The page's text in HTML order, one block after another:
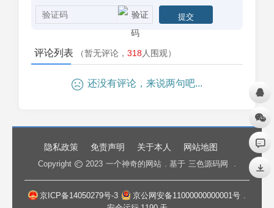
评论列表 （暂无评论， 318 人围观）
还没有评论，来说两句吧...
隐私政策 免责声明 关于本人 网站地图
Copyright 2023 一个神奇的网站 . 基于 三色源码网 .
京ICP备14050279号-3 京公网安备11000000000001号